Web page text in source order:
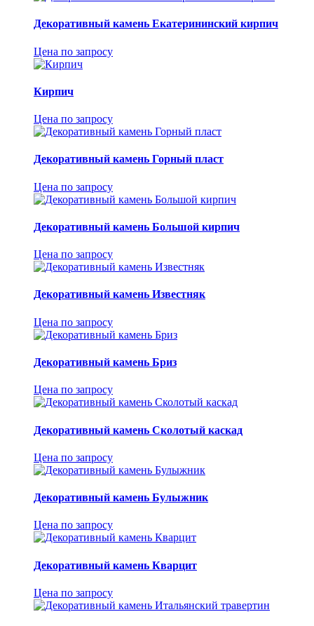
Декоративный камень Екатерининский кирпич
Цена по запросу
Кирпич
Цена по запросу
Декоративный камень Горный пласт
Цена по запросу
Декоративный камень Большой кирпич
Цена по запросу
Декоративный камень Известняк
Цена по запросу
Декоративный камень Бриз
Цена по запросу
Декоративный камень Сколотый каскад
Цена по запросу
Декоративный камень Булыжник
Цена по запросу
Декоративный камень Кварцит
Цена по запросу